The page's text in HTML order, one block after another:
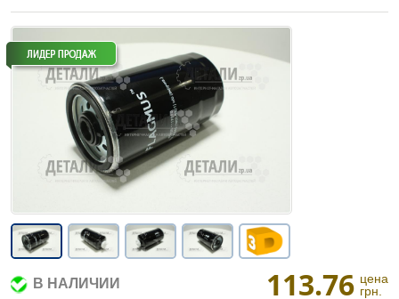
В НАЛИЧИИ 113.76 цена
грн.